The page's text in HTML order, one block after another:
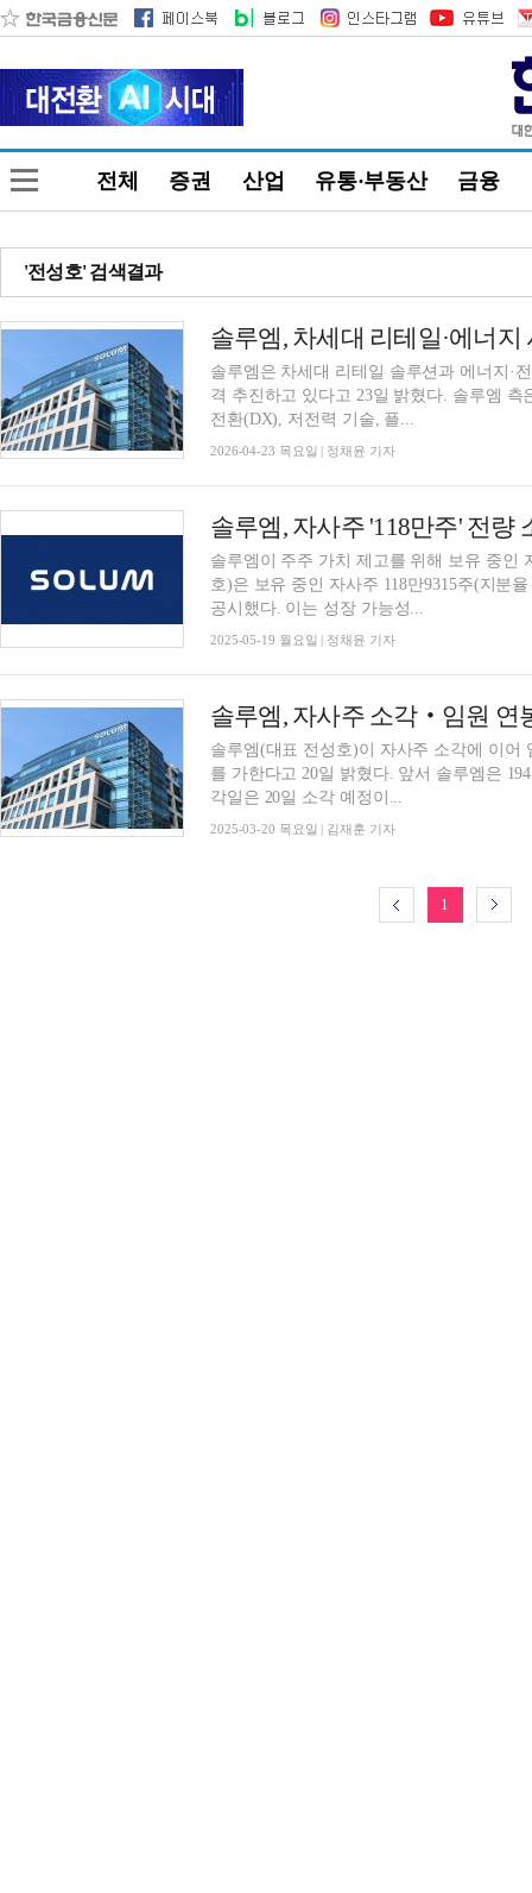
전체 증권 산업 유통·부동산 금융
'전성호' 검색결과
솔루엠, 차세대 리테일·에너
솔루엠은 차세대 리테일 솔루션과 에너지·
격 추진하고 있다고 23일 밝혔다. 솔루엠
전환(DX), 저전력 기술, 플...
2026-04-23 목요일 | 정채윤 기자
솔루엠, 자사주 '118만주' 전
솔루엠이 주주 가치 제고를 위해 보유 중인
호)은 보유 중인 자사주 118만9315주(지분
공시했다. 이는 성장 가능성...
2025-05-19 월요일 | 정채윤 기자
솔루엠, 자사주 소각‧임원 연
솔루엠(대표 전성호)이 자사주 소각에 이어
를 가한다고 20일 밝혔다. 앞서 솔루엠은 194억 규모의 자사주를 소각하겠다고 공시했으며 소
각일은 20일 소각 예정이...
2025-03-20 목요일 | 김재훈 기자
1